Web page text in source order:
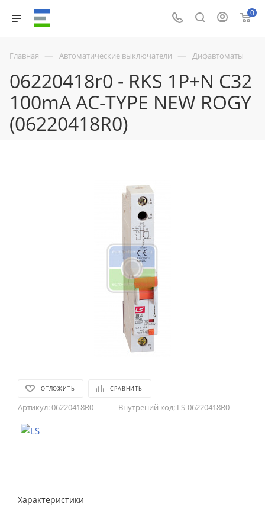
0
Главная — Автоматические выключатели — Дифавтоматы
06220418r0 - RKS 1P+N C32
100mA AC-TYPE NEW ROGY
(06220418R0)
ОТЛОЖИТЬ СРАВНИТЬ
Артикул:06220418R0 Внутрений код: LS-06220418R0
Характеристики